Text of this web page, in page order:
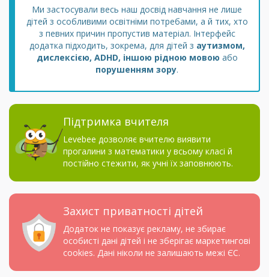
Ми застосували весь наш досвід навчання не лише
дітей з особливими освітніми потребами, а й тих, хто
з певних причин пропустив матеріал. Інтерфейс
додатка підходить, зокрема, для дітей з аутизмом,
дислексією, ADHD, іншою рідною мовою або
порушенням зору.
Підтримка вчителя
Levebee дозволяє вчителю виявити
прогалини з математики у всьому класі й
постійно стежити, як учні їх заповнюють.
Захист приватності дітей
Додаток не показує рекламу, не збирає
особисті дані дітей і не зберігає маркетингові
cookies. Дані ніколи не залишають межі ЄС.